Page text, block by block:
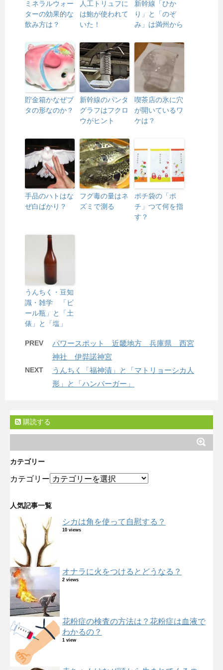
ミネラルウォー
ターの効果的な
飲み方は？
人工トリュフに
は鮑が使われて
いた！
新幹線「ひか
り」と「のぞ
み」は満州から
貯金箱かなぜブ
タの形なのか？
新幹線のパンタ
グラフはフクロ
ウがヒント
喫茶店の氷に穴
が開いているワ
ケは？
手品のハトはな
ぜ白ばかり？
フグ毒の量はネ
ズミで測る
ポチ袋の「ポ
チ」つて何を指
す？
うんちく・豆知
識・雑学 「ビ
ール瓶」と「土
俵」と「塩」
PREV
パワースポット 近畿地方 兵庫県 西宮
神社 伊弉諾神宮
NEXT
うんちく「福神漬」と「マトリョーシカ人
形」と「ハンバーガー」
購読する
カテゴリー
カテゴリー
人気記事一覧
シカは角を使って自慰する？
10 views
オナラに火をつけるとどうなる？
2 views
花粉症の検査の方法は？花粉症は血液で
わかるの？
1 view